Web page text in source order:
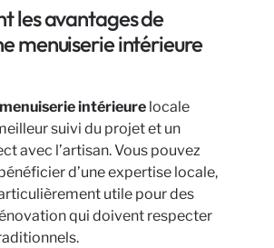
les avantages de
menuiserie intérieure
menuiserie intérieure locale
suivi du projet et un
avec l’artisan. Vous pouvez
d’une expertise locale,
utile pour des
qui doivent respecter